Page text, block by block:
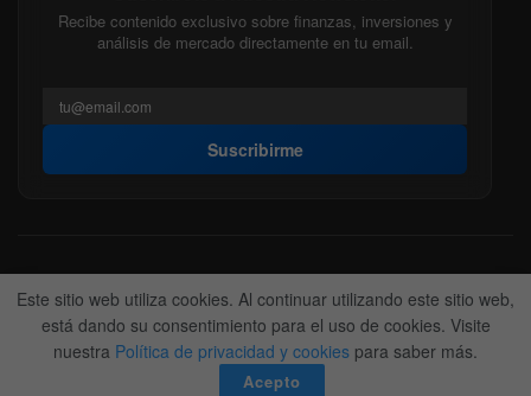
Recibe contenido exclusivo sobre finanzas, inversiones y
análisis de mercado directamente en tu email.
Suscribirme
Acerca de nosotros Politica Editorial
Nuestro Equipo
Contactanos
Anunciate
© 2022-2026BitFinanzas- Hecho porTeam DM. 😎
Este sitio web utiliza cookies. Al continuar utilizando este sitio web,
está dando su consentimiento para el uso de cookies. Visite
nuestra Política de privacidad y cookies para saber más.
Acepto